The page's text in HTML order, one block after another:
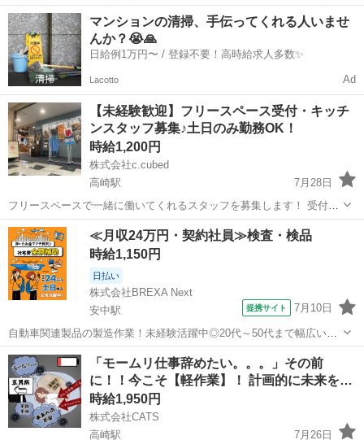
バイト、始めませんか？ アプリで空いた時間にサクッと配達！ 配達す
るかどうかは、オファーを見てその場で自由に決められます♪
―――――――――― ...
群馬 高崎市 スタッフ
マンションの清掃、手伝ってくれる人いませ
んか？😭🙏
日給例1万円〜 / 登録不要！高時給求人多数✨
Lacotto Ad
【未経験歓迎】フリースペース受付・キッチ
ンスタッフ募集♪土日のみ勤務OK！
時給1,200円
株式会社c.cubed
高崎駅
7月28日
フリースペースで一緒に働いてくれるスタッフを募集します！ 受付や
レジ、ハンバーガー・ドーナツの簡単な調理など、店舗運営のお仕事
です。調理はマニュアルがあるので、未経験の方でも安心して始めら
れます♪ 【仕事内容】 ...
群馬 高崎市 高崎駅 飲食 スタッフ
≪月収24万円・契約社員≫検査・検品
時給1,150円
日払い
株式会社BREXA Next
安中駅
提携サイト 7月10日
自動車関連製品の製造作業！未経験活躍中◎20代～50代まで幅広い年
齢の男女活躍中★カップル・友達同士の応募＆同シフトOK！年間休日
122日★社会保険完備◎格安食堂利用可★日払い制度あり！作業着無償
貸与◎《群馬県高崎市》 人...
群馬 高崎市 その他
「モームリ仕事辞めたい。。。」その前
に！！今こそ【軽作業】！ 計画的に未来を
考…
時給1,950円
株式会社CATS
高崎駅
7月26日